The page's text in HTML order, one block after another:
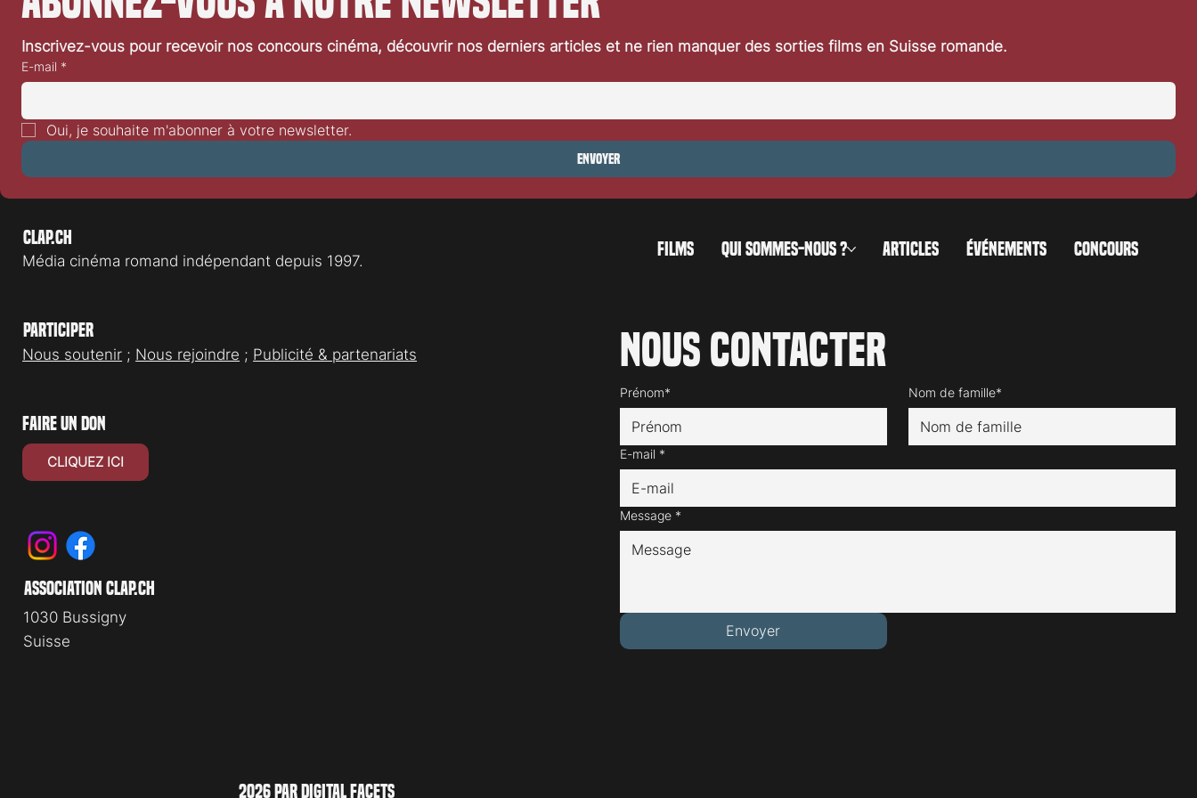
genre en Suisse : la SGFA ouvre un
nouveau chapitre
Driver
With Wolves
Inscrivez-vous pour recevoir nos concours cinéma, découvrir nos derniers articles et ne rien manquer des sorties films en Suisse romande.
E-mail *
Oui, je souhaite m'abonner à votre newsletter.
Envoyer
Clap.ch
Média cinéma romand indépendant depuis 1997.
FILMS QUI SOMMES-NOUS ? ARTICLES ÉVÉNEMENTS CONCOURS
Participer
Nous soutenir ; Nous rejoindre ; Publicité & partenariats Nous contacter
Prénom* Nom de famille*
E-mail *
Message *
Envoyer
faire un don
CLIQUEZ ICI
association clap.ch
1030 Bussigny
Suisse
2026 PAR DIGITAL FACETS